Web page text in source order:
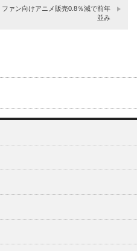
ァン向けアニメ販売0.8％減で前年
並み